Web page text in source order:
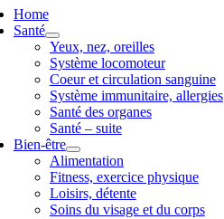
Home
Santé
Yeux, nez, oreilles
Système locomoteur
Coeur et circulation sanguine
Système immunitaire, allergies
Santé des organes
Santé – suite
Bien-être
Alimentation
Fitness, exercice physique
Loisirs, détente
Soins du visage et du corps